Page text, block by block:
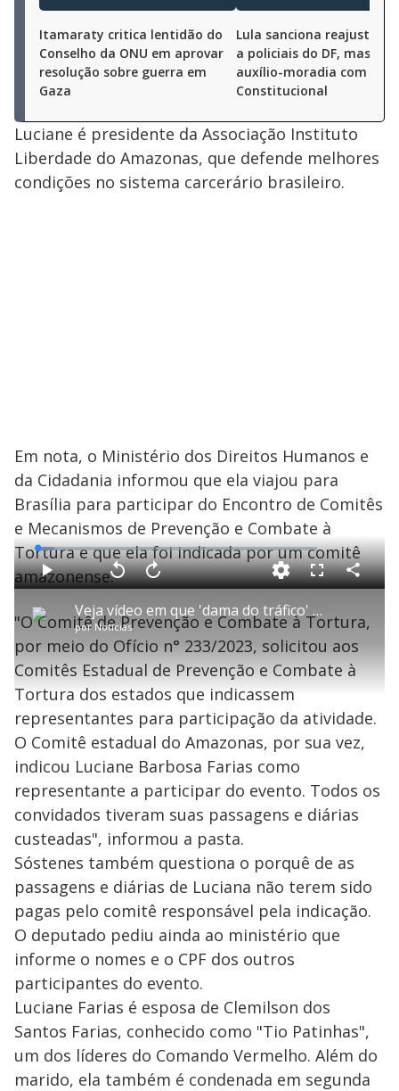
Itamaraty critica lentidão do
Conselho da ONU em aprovar
resolução sobre guerra em
Gaza
Lula sanciona reajuste de
a policiais do DF, mas
auxílio-moradia com
Constitucional
Luciane é presidente da Associação Instituto
Liberdade do Amazonas, que defende melhores
condições no sistema carcerário brasileiro.
Em nota, o Ministério dos Direitos Humanos e
da Cidadania informou que ela viajou para
Brasília para participar do Encontro de Comitês
e Mecanismos de Prevenção e Combate à
Tortura e que ela foi indicada por um comitê
amazonense.
P
l
a
y
V
i
d
e
o
Veja vídeo em que 'dama do tráfico' participa de reunião no Ministério dos Direitos Humanos
por Notícias
P V
l
t
a
r
1
0
e
g
n
d
s
A
n
ç
a
1
u
n
o
s
M
u
d
o
L
o
a
d
e
.
1
8
%
F
l
s
c
e
n
C
o
a
r
i
l
a
"O Comitê de Prevenção e Combate à Tortura,
por meio do Ofício n° 233/2023, solicitou aos
Comitês Estadual de Prevenção e Combate à
Tortura dos estados que indicassem
representantes para participação da atividade.
O Comitê estadual do Amazonas, por sua vez,
indicou Luciane Barbosa Farias como
representante a participar do evento. Todos os
convidados tiveram suas passagens e diárias
custeadas", informou a pasta.
Sóstenes também questiona o porquê de as
passagens e diárias de Luciana não terem sido
pagas pelo comitê responsável pela indicação.
O deputado pediu ainda ao ministério que
informe o nomes e o CPF dos outros
participantes do evento.
Luciane Farias é esposa de Clemilson dos
Santos Farias, conhecido como "Tio Patinhas",
um dos líderes do Comando Vermelho. Além do
marido, ela também é condenada em segunda